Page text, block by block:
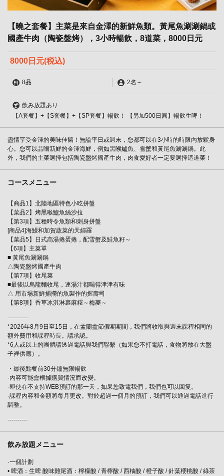
【曉之套餐】主菜是來自金澤的新鮮魚類。黃尾魚涮涮鍋或
國產牛肉（陶瓷盤烤），3小時暢飲，8道菜，8000日元
8000日元(税込)
8品 2名 ～
飲み放題あり
【A套餐】+【S套餐】+【SP套餐】暢飲！ 【另加500日圓】暢飲生啤！
盡情享受金澤的美味佳餚！無論平日或週末，您都可以在3小時的時限內放鬆身
心。您可以品嚐新鮮的金澤海鮮，例如黑喉鱸魚、雪蟹和黃尾魚涮涮鍋。此
外，我們的主菜選擇包括陶瓷盤烤國產牛肉，肉食愛好者一定要選擇這道菜！
コースメニュー
【商品1】北陸地區特色小吃拼盤
【菜品2】烤黑喉鱸魚絲沙拉
【第3項】五種時令魚類和刺身拼盤
[商品4]海鰻和加賀蔬菜的天婦羅
【菜品5】日式高湯捲蛋捲，配雪蟹及鮭魚籽～
【6項】主菜單
■ 黃尾魚涮涮鍋
△陶瓷盤烤國產牛肉
【第7項】收尾菜
■最後以烏龍麵收尾，連湯汁都喝得津津有味
△ 用市場新鮮捕撈的魚製作的握壽司
【第8項】香草冰淇淋裹麻糬～梅菱～
----------
*2026年8月9日至15日，在盂蘭盆節假期期間，我們將收取與週末課程相同的
額外費用和課程時長。請承認。
*6人或以上的團體請透過電話與我們聯繫（如果您不打電話，食物將放在大盤
子裡供應）。
・最後點餐前30分鐘無限暢飲
·內容可能會根據購買情況而改變。
·即使在不支持WEB預訂的那一天，如果您致電我們，我們也可以回复。
·課程內容和金額將每月更改。對於超過一個月的預訂，我們可以通過電話進行
調整。
----------
飲み放題メニュー
·一個計劃
• 啤酒：生啤 酸味雞尾酒：檸檬酸 / 青檸酸 / 西柚酸 / 橙子酸 / 針葉櫻桃酸 / 綠茶
【曉之套餐】主菜是來自金澤的新鮮魚類。黃尾魚涮涮鍋或
國產牛肉（陶瓷盤烤），3小時暢飲，8道菜，8000日元 | 完
全個室完備 四季彩－SHIKISAI－金沢駅前店